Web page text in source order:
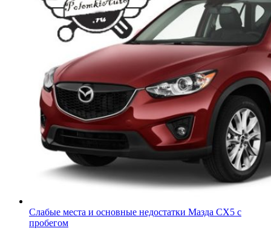
Слабые места и основные недостатки Мазда СХ5 с
пробегом